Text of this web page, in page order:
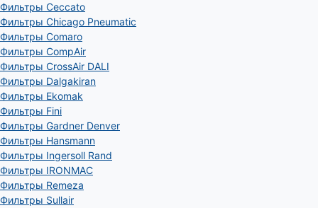
Фильтры Ceccato
Фильтры Chicago Pneumatic
Фильтры Comaro
Фильтры CompAir
Фильтры CrossAir DALI
Фильтры Dalgakiran
Фильтры Ekomak
Фильтры Fini
Фильтры Gardner Denver
Фильтры Hansmann
Фильтры Ingersoll Rand
Фильтры IRONMAC
Фильтры Remeza
Фильтры Sullair